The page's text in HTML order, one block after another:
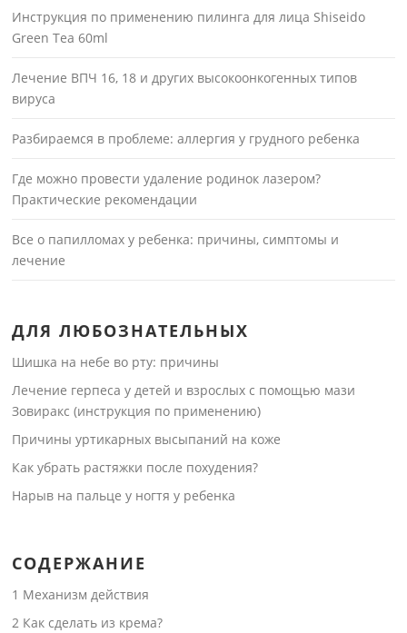
Инструкция по применению пилинга для лица Shiseido
Green Tea 60ml
Лечение ВПЧ 16, 18 и других высокоонкогенных типов
вируса
Разбираемся в проблеме: аллергия у грудного ребенка
Где можно провести удаление родинок лазером?
Практические рекомендации
Все о папилломах у ребенка: причины, симптомы и
лечение
ДЛЯ ЛЮБОЗНАТЕЛЬНЫХ
Шишка на небе во рту: причины
Лечение герпеса у детей и взрослых с помощью мази
Зовиракс (инструкция по применению)
Причины уртикарных высыпаний на коже
Как убрать растяжки после похудения?
Нарыв на пальце у ногтя у ребенка
СОДЕРЖАНИЕ
1 Механизм действия
2 Как сделать из крема?